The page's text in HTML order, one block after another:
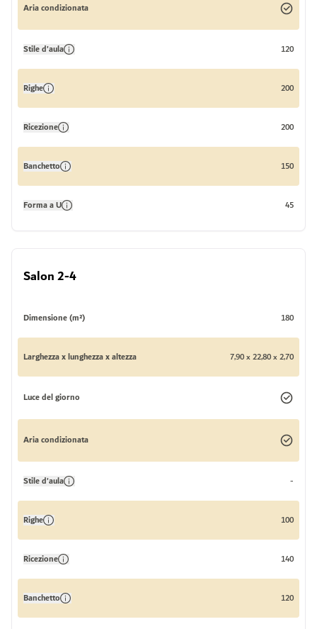
Aria condizionata
Stile d'aula 120
Righe 200
Ricezione 200
Banchetto 150
Forma a U 45
Salon 2-4
Dimensione (m²) 180
Larghezza x lunghezza x altezza 7,90 x 22,80 x 2,70
Luce del giorno
Aria condizionata
Stile d'aula -
Righe 100
Ricezione 140
Banchetto 120